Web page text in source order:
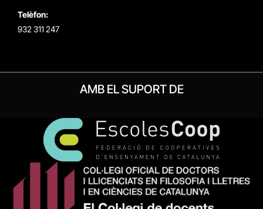
Telèfon:
932 311 247
AMB EL SUPORT DE